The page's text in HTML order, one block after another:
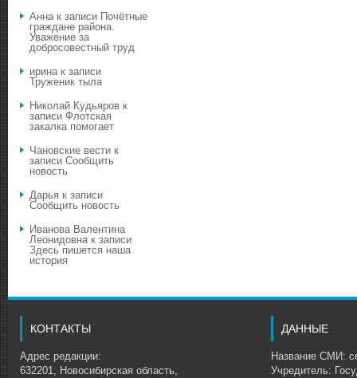
Аннак записи Почётные
граждане района.
Уважение за
добросовестный труд
иринак записи
Труженик тыла
Николай Кудьяров к
записи Флотская
закалка помогает
Чановские вести к
записи Сообщить
новость
Дарья к записи
Сообщить новость
Иванова Валентина
Леонидовнак записи
Здесь пишется наша
история
КОНТАКТЫ
Адрес редакции:
632201, Новосибирская область,
ДАННЫЕ
Название СМИ:
Учредитель: